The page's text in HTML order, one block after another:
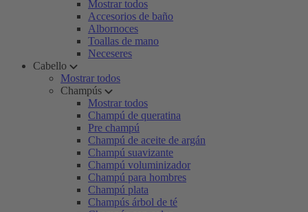
Mostrar todos
Accesorios de baño
Albornoces
Toallas de mano
Neceseres
Cabello
Mostrar todos
Champús
Mostrar todos
Champú de queratina
Pre champú
Champú de aceite de argán
Champú suavizante
Champú voluminizador
Champú para hombres
Champú plata
Champús árbol de té